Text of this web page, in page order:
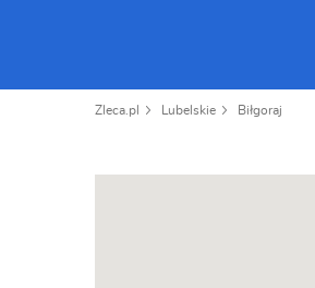
Zleca.pl Lubelskie Biłgoraj